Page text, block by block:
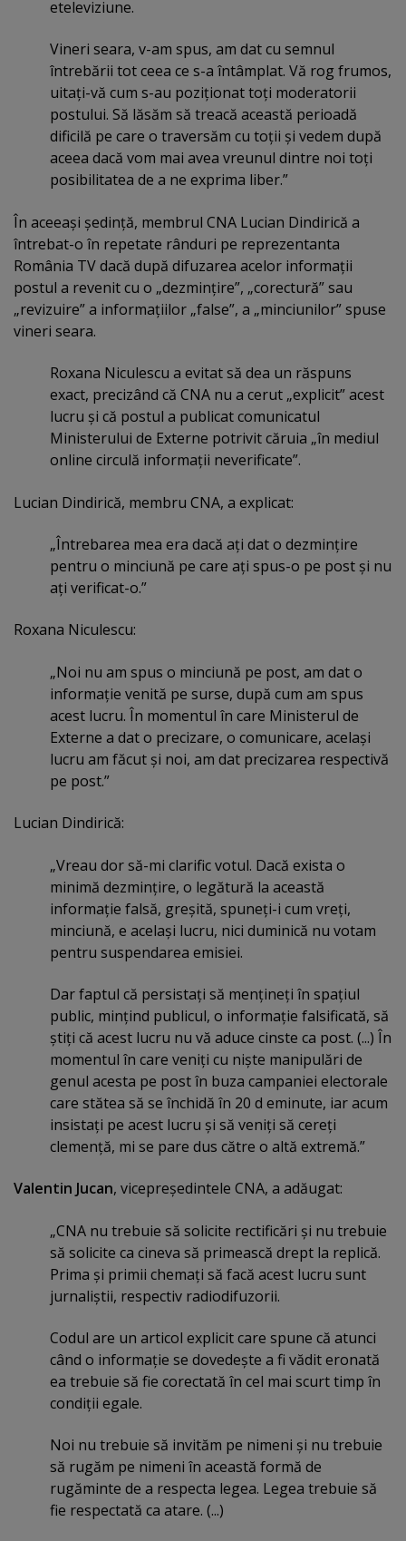
eteleviziune.
Vineri seara, v-am spus, am dat cu semnul
întrebării tot ceea ce s-a întâmplat. Vă rog frumos,
uitaţi-vă cum s-au poziţionat toţi moderatorii
postului. Să lăsăm să treacă această perioadă
dificilă pe care o traversăm cu toţii şi vedem după
aceea dacă vom mai avea vreunul dintre noi toţi
posibilitatea de a ne exprima liber.”
În aceeaşi şedinţă, membrul CNA Lucian Dindirică a
întrebat-o în repetate rânduri pe reprezentanta
România TV dacă după difuzarea acelor informaţii
postul a revenit cu o „dezminţire”, „corectură” sau
„revizuire” a informaţiilor „false”, a „minciunilor” spuse
vineri seara.
Roxana Niculescu a evitat să dea un răspuns
exact, precizând că CNA nu a cerut „explicit” acest
lucru şi că postul a publicat comunicatul
Ministerului de Externe potrivit căruia „în mediul
online circulă informaţii neverificate”.
Lucian Dindirică, membru CNA, a explicat:
„Întrebarea mea era dacă aţi dat o dezminţire
pentru o minciună pe care aţi spus-o pe post şi nu
aţi verificat-o.”
Roxana Niculescu:
„Noi nu am spus o minciună pe post, am dat o
informaţie venită pe surse, după cum am spus
acest lucru. În momentul în care Ministerul de
Externe a dat o precizare, o comunicare, acelaşi
lucru am făcut şi noi, am dat precizarea respectivă
pe post.”
Lucian Dindirică:
„Vreau dor să-mi clarific votul. Dacă exista o
minimă dezminţire, o legătură la această
informaţie falsă, greşită, spuneţi-i cum vreţi,
minciună, e acelaşi lucru, nici duminică nu votam
pentru suspendarea emisiei.
Dar faptul că persistaţi să menţineţi în spaţiul
public, minţind publicul, o informaţie falsificată, să
ştiţi că acest lucru nu vă aduce cinste ca post. (...) În
momentul în care veniţi cu nişte manipulări de
genul acesta pe post în buza campaniei electorale
care stătea să se închidă în 20 d eminute, iar acum
insistaţi pe acest lucru şi să veniţi să cereţi
clemenţă, mi se pare dus către o altă extremă.”
Valentin Jucan, vicepreşedintele CNA, a adăugat:
„CNA nu trebuie să solicite rectificări şi nu trebuie
să solicite ca cineva să primească drept la replică.
Prima şi primii chemaţi să facă acest lucru sunt
jurnaliştii, respectiv radiodifuzorii.
Codul are un articol explicit care spune că atunci
când o informaţie se dovedeşte a fi vădit eronată
ea trebuie să fie corectată în cel mai scurt timp în
condiţii egale.
Noi nu trebuie să invităm pe nimeni şi nu trebuie
să rugăm pe nimeni în această formă de
rugăminte de a respecta legea. Legea trebuie să
fie respectată ca atare. (...)